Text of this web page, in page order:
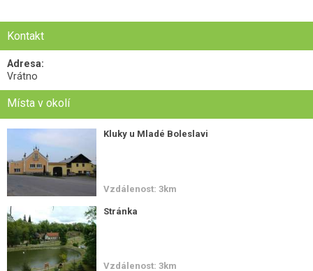
Kontakt
Adresa:
Vrátno
Místa v okolí
Kluky u Mladé Boleslavi
Vzdálenost: 3km
Stránka
Vzdálenost: 3km